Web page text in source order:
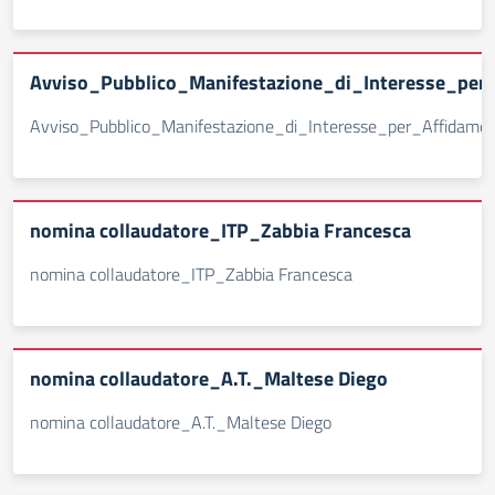
nomina collaudatore_ITP_Zabbia Francesca
nomina collaudatore_ITP_Zabbia Francesca
nomina collaudatore_A.T._Maltese Diego
nomina collaudatore_A.T._Maltese Diego